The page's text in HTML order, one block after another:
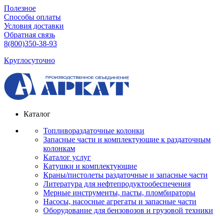
Полезное
Способы оплаты
Условия доставки
Обратная связь
8(800)350-38-93
Круглосуточно
Каталог
Топливораздаточные колонки
Запасные части и комплектующие к раздаточным
колонкам
Каталог услуг
Катушки и комплектующие
Краны/пистолеты раздаточные и запасные части
Литература для нефтепродуктообеспечения
Мерные инструменты, пасты, пломбираторы
Насосы, насосные агрегаты и запасные части
Оборудование для бензовозов и грузовой техники